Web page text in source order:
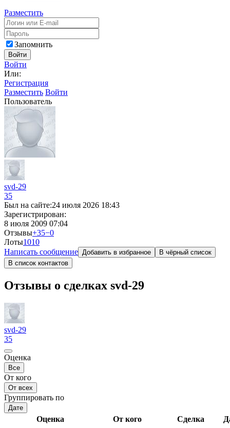
Разместить
Запомнить
Войти
Войти
Или:
Регистрация
Разместить Войти
Пользователь
svd-29
35
Был на сайте:24 июля 2026 18:43
Зарегистрирован:
8 июля 2009 07:04
Отзывы+35−0
Лоты1010
Написать сообщение Добавить в избранное
В чёрный список
В список контактов
Отзывы о сделках svd-29
svd-29
35
Оценка
Все
От кого
От всех
Группировать по
Дате
Оценка От кого Сделка